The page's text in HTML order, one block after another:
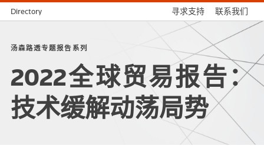
Directory 寻求支持 联系我们
汤森路透专题报告系列
2022全球贸易报告：
技术缓解动荡局势